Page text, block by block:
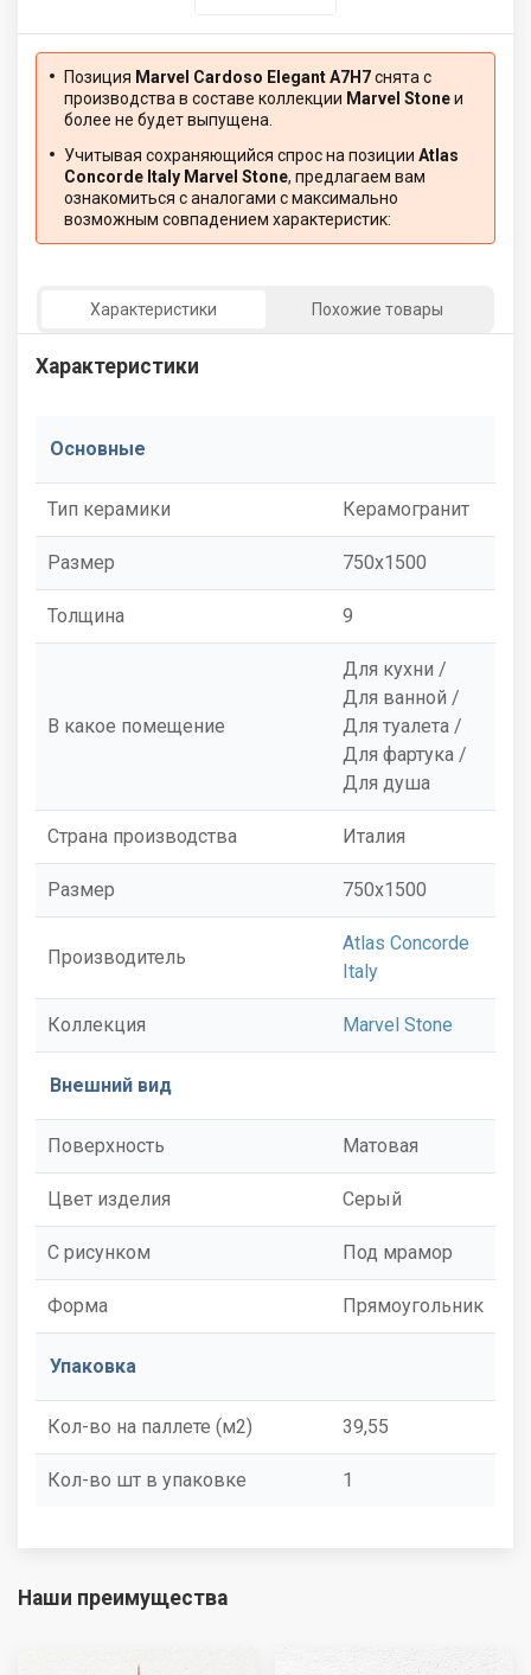
Позиция Marvel Cardoso Elegant A7H7снята с
производства в составе коллекции Marvel Stoneи
более не будет выпущена.
Учитывая сохраняющийся спрос на позиции Atlas
Concorde Italy Marvel Stone, предлагаем вам
ознакомиться с аналогами с максимально
возможным совпадением характеристик:
Характеристики Похожие товары
Характеристики
Основные
Тип керамики Керамогранит
Размер 750x1500
Толщина 9
В какое помещение
Для кухни /
Для ванной /
Для туалета /
Для фартука /
Для душа
Страна производства Италия
Размер 750x1500
Производитель
Atlas Concorde
Italy
Коллекция Marvel Stone
Внешний вид
Поверхность Матовая
Цвет изделия Серый
С рисунком Под мрамор
Форма Прямоугольник
Упаковка
Кол-во на паллете (м2) 39,55
Кол-во шт в упаковке 1
Наши преимущества